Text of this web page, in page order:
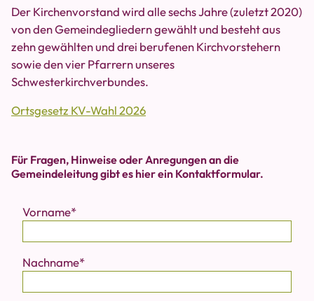
Der Kirchenvorstand wird alle sechs Jahre (zuletzt 2020)
von den Gemeindegliedern gewählt und besteht aus
zehn gewählten und drei berufenen Kirchvorstehern
sowie den vier Pfarrern unseres
Schwesterkirchverbundes.
Ortsgesetz KV-Wahl 2026
Für Fragen, Hinweise oder Anregungen an die
Gemeindeleitung gibt es hier ein Kontaktformular.
Vorname
Nachname